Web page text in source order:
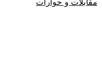
مقابلات و حوارات